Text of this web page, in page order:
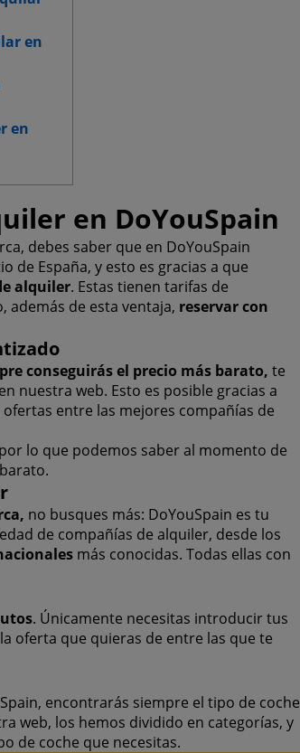
en
en
en DoYouSpain
debes saber que en DoYouSpain
de España, y esto es gracias a que
alquiler. Estas tienen tarifas de
además de esta ventaja, reservar con
conseguirás el precio más barato, te
nuestra web. Esto es posible gracias a
entre las mejores compañías de
por lo que podemos saber al momento de
no busques más: DoYouSpain es tu
de compañías de alquiler, desde los
más conocidas. Todas ellas con
. Únicamente necesitas introducir tus
oferta que quieras de entre las que te
encontrarás siempre el tipo de coche
web, los hemos dividido en categorías, y
de coche que necesitas.